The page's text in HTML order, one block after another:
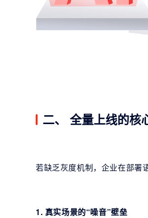
二、 全量上线的核
若缺乏灰度机制，企业在部署
1. 真实场景的“噪音”壁垒